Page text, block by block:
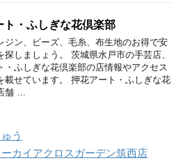
ト・ふしぎな花倶楽部
ジン、ビーズ、毛糸、布生地のお得で安
探しましょう。 茨城県水戸市の手芸店、
・ふしぎな花倶楽部の店情報やアクセス
載せています。 押花アート・ふしぎな花
舗 …
う
カイアクロスガーデン筑西店